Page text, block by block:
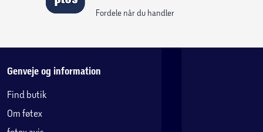
Fordele når du handler
Genveje og information
Find butik
Om føtex